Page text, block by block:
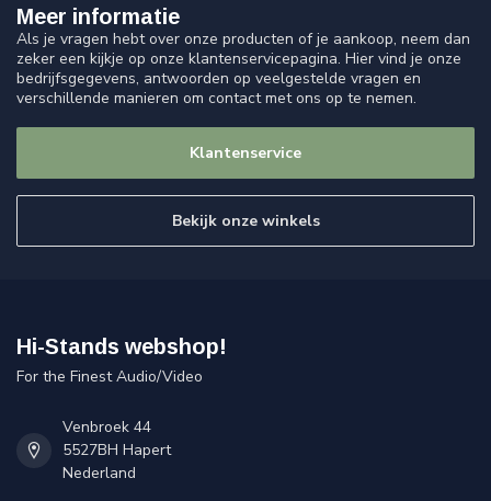
Meer informatie
Als je vragen hebt over onze producten of je aankoop, neem dan
zeker een kijkje op onze klantenservicepagina. Hier vind je onze
bedrijfsgegevens, antwoorden op veelgestelde vragen en
verschillende manieren om contact met ons op te nemen.
Klantenservice
Bekijk onze winkels
Hi-Stands webshop!
For the Finest Audio/Video
Venbroek 44
5527BH Hapert
Nederland